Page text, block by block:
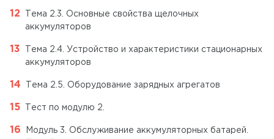
Тема 2.3. Основные свойства щелочных
аккумуляторов
Тема 2.4. Устройство и характеристики стационарных
аккумуляторов
Тема 2.5. Оборудование зарядных агрегатов
Тест по модулю 2.
Модуль 3. Обслуживание аккумуляторных батарей.